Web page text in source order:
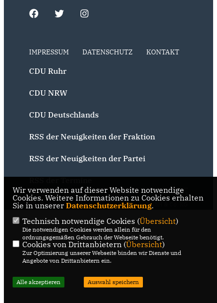
IMPRESSUM DATENSCHUTZ KONTAKT
CDU Ruhr
CDU NRW
CDU Deutschlands
RSS der Neuigkeiten der Fraktion
RSS der Neuigkeiten der Partei
@2026 CDU Bochum
Alle Rechte vorbehalten.
Realisation: Sharkness Media
GmbH & Co. KG
Wir verwenden auf dieser Website notwendige
Cookies. Weitere Informationen zu Cookies erhalten
Sie in unserer Datenschutzerklärung.
Technisch notwendige Cookies (Übersicht)
Die notwendigen Cookies werden allein für den
ordnungsgemäßen Gebrauch der Webseite benötigt.
Cookies von Drittanbietern (Übersicht)
Zur Optimierung unserer Webseite binden wir Dienste und
Angebote von Drittanbietern ein.
Alle akzeptieren Auswahl speichern